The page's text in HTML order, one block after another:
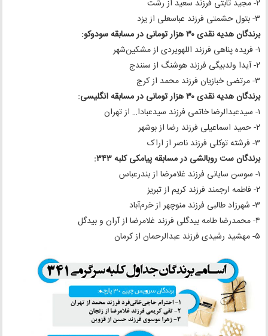
۲- مجید ثابتی فرزند سعید از رشت
۳- بتول حشمتی فرزند عباسعلی از یزد
برندگان هدیه نقدی ۳۰ هزار تومانی در مسابقه سودوکو:
۱- فریده پناهی فرزند اللهویردی از مشکین‌شهر
۲- آیدا ولدبیگی فرزند هوشنگ از سنندج
۳- مرتضی خبازیان فرزند محمد از کرج
برندگان هدیه نقدی ۳۰ هزار تومانی در مسابقه انگلیسی:
۱- سیدعبدالرضا خاتمی فرزند سیدعبادا… از تهران
۲- حمید اسماعیلی فرزند رضا از بوشهر
۳- فرشته توکلی فرزند ناصر از اراک
برندگان ست روبالشی در مسابقه پیامکی کلبه ۳۴۳:
۱- سوسن سایانی فرزند غلامرضا از بندرعباس
۲- فاطمه ارجمند فرزند کریم از تبریز
۳- شهرزاد طالبی فرزند منوچهر از خرم‌آباد
۴- محمدرضا طامه بیدگلی فرزند غلامرضا از آران و بیدگل
۵- مهشید رشیدی فرزند عبدالرحمان از کرمان